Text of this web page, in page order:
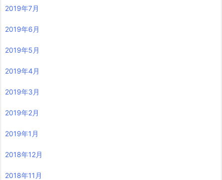
2019年7月
2019年6月
2019年5月
2019年4月
2019年3月
2019年2月
2019年1月
2018年12月
2018年11月